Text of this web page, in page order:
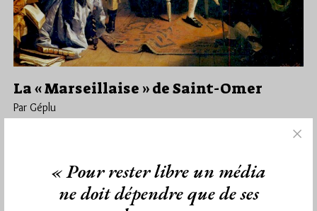
La « Marseillaise » de Saint-Omer
Par Géplu
Lu 2271 fois
après lecture de l'article sur "La Marseillaise" et…
Divers 6 commentaires
« Pour rester libre un média
ne doit dépendre que de ses